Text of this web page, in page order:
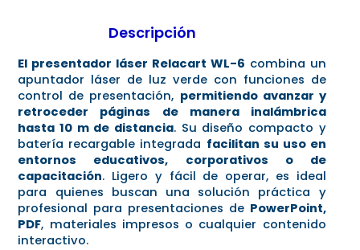
Descripción
El presentador láser Relacart WL-6 combina un
apuntador láser de luz verde con funciones de
control de presentación, permitiendo avanzar y
retroceder páginas de manera inalámbrica
hasta 10 m de distancia. Su diseño compacto y
batería recargable integrada facilitan su uso en
entornos educativos, corporativos o de
capacitación. Ligero y fácil de operar, es ideal
para quienes buscan una solución práctica y
profesional para presentaciones de PowerPoint,
PDF, materiales impresos o cualquier contenido
interactivo.